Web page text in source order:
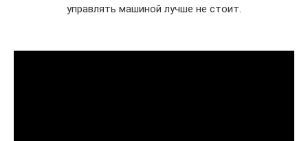
управлять машиной лучше не стоит.